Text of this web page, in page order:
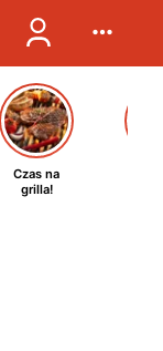
Czas na
grilla!